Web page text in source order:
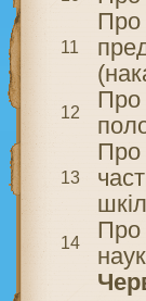
11
Про
12
Про
13
Про
14
Про